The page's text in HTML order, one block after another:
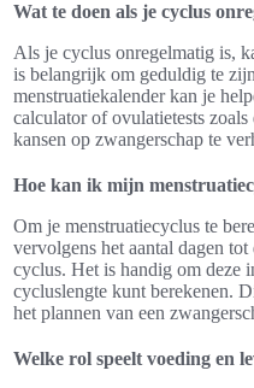
Wat te doen als je cyclus
Als je cyclus onregelmatig is,
is belangrijk om geduldig te
menstruatiekalender kan je
calculator of ovulatietests
kansen op zwangerschap te
Hoe kan ik mijn
Om je menstruatiecyclus te
vervolgens het aantal dagen
cyclus. Het is handig om deze
cycluslengte kunt berekenen.
het plannen van een
Welke rol speelt voeding en